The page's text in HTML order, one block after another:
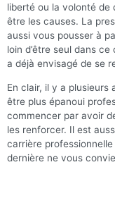
liberté ou la volonté de
être les causes. La
aussi vous pousser à
loin d’être seul dans
a déjà envisagé de se
En clair, il y a
être plus épanoui
commencer par avoir
les renforcer. Il est
carrière
dernière ne vous